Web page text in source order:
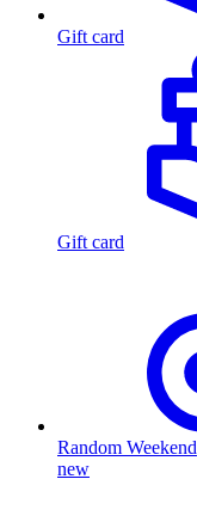
Gift card
Gift card
Random Weekend
new